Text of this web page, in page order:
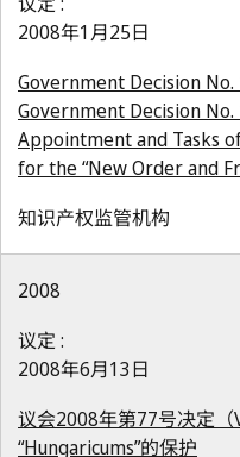
2008年1月25日
Government Decision
Government Decision
Appointment and Tasks
for the “New Order and
知识产权监管机构
2008
议定 :
2008年6月13日
议会2008年第77号决定（
“Hungaricums”的保护